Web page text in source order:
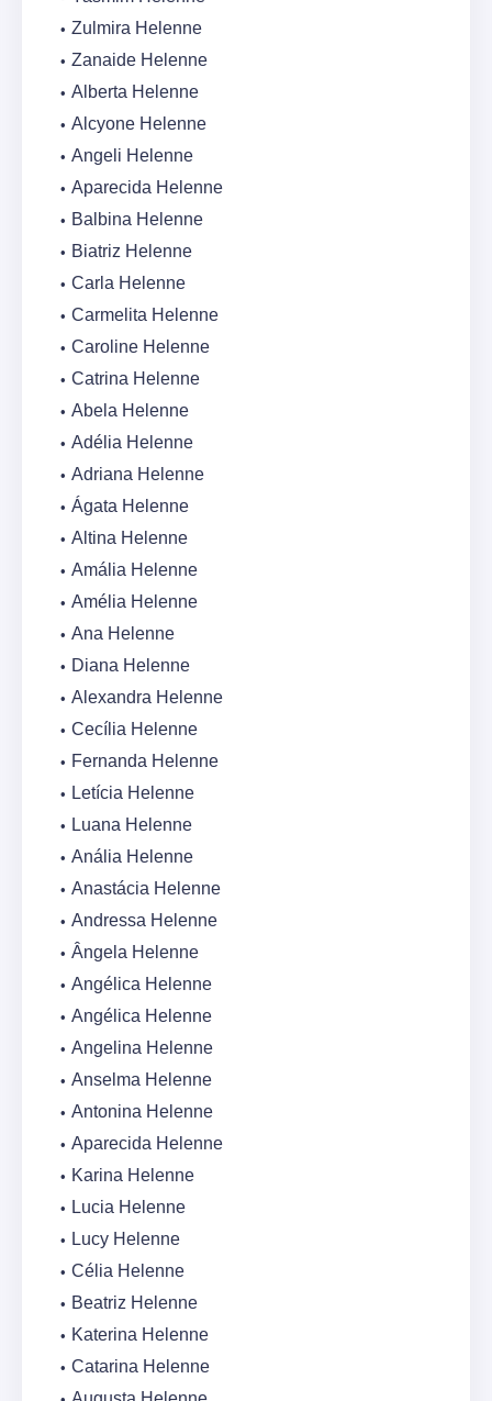
Zulmira Helenne
Zanaide Helenne
Alberta Helenne
Alcyone Helenne
Angeli Helenne
Aparecida Helenne
Balbina Helenne
Biatriz Helenne
Carla Helenne
Carmelita Helenne
Caroline Helenne
Catrina Helenne
Abela Helenne
Adélia Helenne
Adriana Helenne
Ágata Helenne
Altina Helenne
Amália Helenne
Amélia Helenne
Ana Helenne
Diana Helenne
Alexandra Helenne
Cecília Helenne
Fernanda Helenne
Letícia Helenne
Luana Helenne
Anália Helenne
Anastácia Helenne
Andressa Helenne
Ângela Helenne
Angélica Helenne
Angélica Helenne
Angelina Helenne
Anselma Helenne
Antonina Helenne
Aparecida Helenne
Karina Helenne
Lucia Helenne
Lucy Helenne
Célia Helenne
Beatriz Helenne
Katerina Helenne
Catarina Helenne